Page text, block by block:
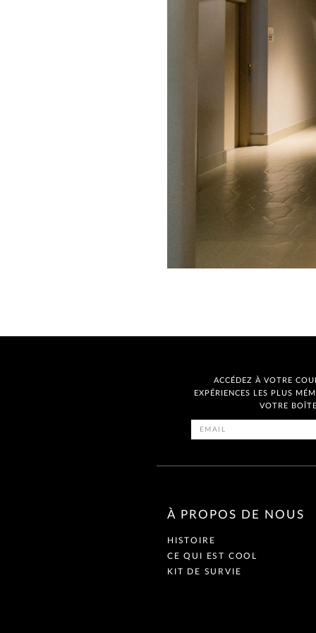
ACCÉDEZ À VOTRE
EXPÉRIENCES LES PLUS
VOTRE
À PROPOS DE NOUS
HISTOIRE
CE QUI EST COOL
KIT DE SURVIE